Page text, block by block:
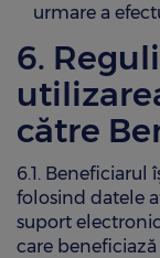
urmare a
6.
către
6.1. Beneficiarul
folosind datele
suport
care